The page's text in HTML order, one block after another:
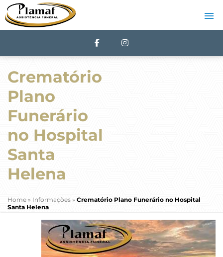
Crematório
Plano
Funerário
no Hospital
Santa
Helena
Home » Informações » Crematório Plano Funerário no Hospital
Santa Helena